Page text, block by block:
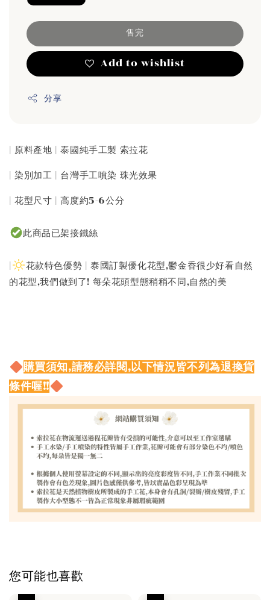
售完
Add to wishlist
分享
| 原料產地 | 泰國純手工製 索拉花
| 染別加工 | 台灣手工噴染 珠光效果
| 花型尺寸 | 高度約5-6公分
此商品已架接鐵絲
花款特色優勢 | 泰國訂製優化花型,鬱金香很少好看自然
的花型,我們做到了! 每朵花頭型態稍稍不同,自然的美
購買須知,請務必詳閱,以下情況皆不列為退換貨
條件喔!!
您可能也喜歡